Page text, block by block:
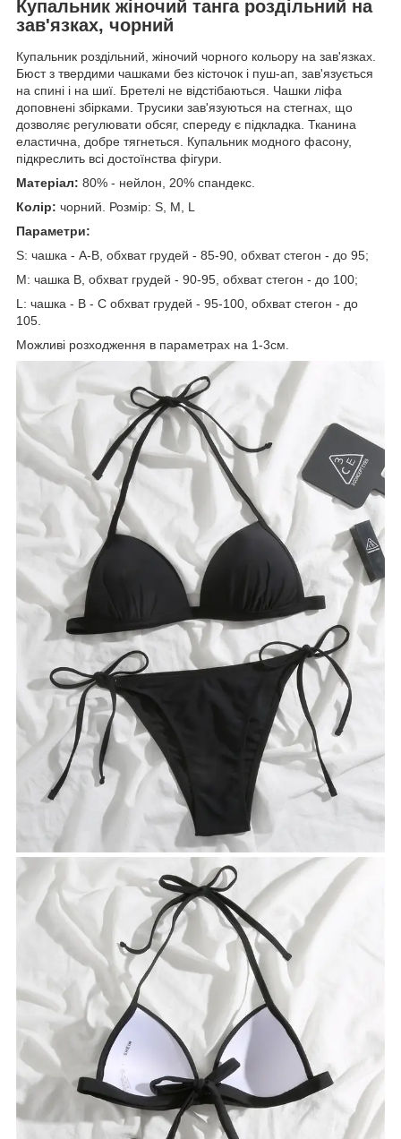
Купальник жіночий танга роздільний на
зав'язках, чорний
Купальник роздільний, жіночий чорного кольору на зав'язках.
Бюст з твердими чашками без кісточок і пуш-ап, зав'язується
на спині і на шиї. Бретелі не відстібаються. Чашки ліфа
доповнені збірками. Трусики зав'язуються на стегнах, що
дозволяє регулювати обсяг, спереду є підкладка. Тканина
еластична, добре тягнеться. Купальник модного фасону,
підкреслить всі достоїнства фігури.
Матеріал: 80% - нейлон, 20% спандекс.
Колір: чорний. Розмір: S, M, L
Параметри:
S: чашка - А-В, обхват грудей - 85-90, обхват стегон - до 95;
М: чашка В, обхват грудей - 90-95, обхват стегон - до 100;
L: чашка - В - С обхват грудей - 95-100, обхват стегон - до
105.
Можливі розходження в параметрах на 1-3см.